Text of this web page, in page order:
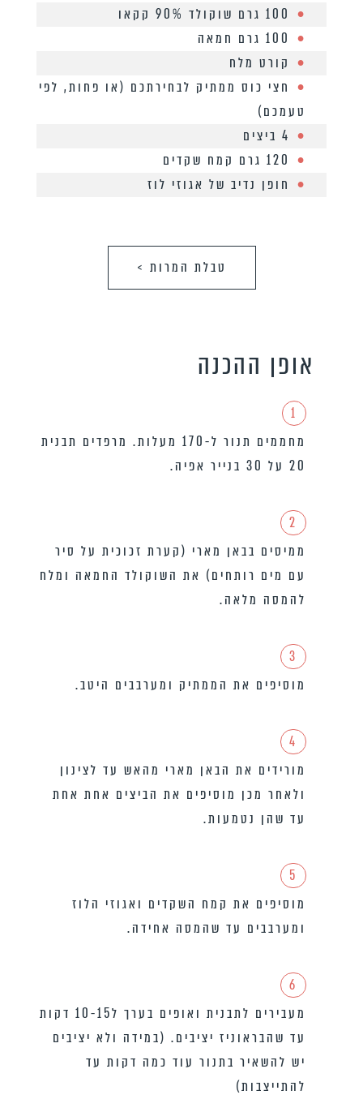
100 גרם שוקולד 90% קקאו
100 גרם חמאה
קורט מלח
חצי כוס ממתיק לבחירתכם (או פחות, לפי
טעמכם)
4 ביצים
120 גרם קמח שקדים
חופן נדיב של אגוזי לוז
טבלת המרות >
אופן ההכנה
1
מחממים תנור ל-170 מעלות. מרפדים תבנית
20 על 30 בנייר אפיה.
2
ממיסים בבאן מארי (קערת זכוכית על סיר
עם מים רותחים) את השוקולד החמאה ומלח
להמסה מלאה.
3
מוסיפים את הממתיק ומערבבים היטב.
4
מורידים את הבאן מארי מהאש עד לצינון
ולאחר מכן מוסיפים את הביצים אחת אחת
עד שהן נטמעות.
5
מוסיפים את קמח השקדים ואגוזי הלוז
ומערבבים עד שהמסה אחידה.
6
מעבירים לתבנית ואופים בערך ל10-15 דקות
עד שהבראוניז יציבים. (במידה ולא יציבים
יש להשאיר בתנור עוד כמה דקות עד
להתייצבות)